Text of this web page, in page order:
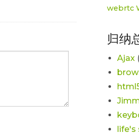
webrtc
归纳
Ajax
life's